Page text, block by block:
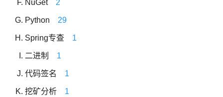
NuGet 2
Python 29
Spring专查 1
二进制 1
代码签名 1
挖矿分析 1